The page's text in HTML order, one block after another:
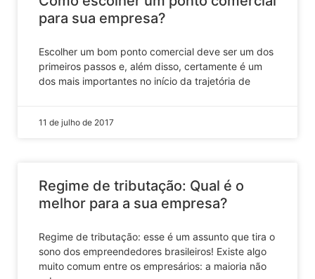
para sua empresa?
Escolher um bom ponto comercial deve ser um dos
primeiros passos e, além disso, certamente é um
dos mais importantes no início da trajetória de
11 de julho de 2017
Regime de tributação: Qual é o
melhor para a sua empresa?
Regime de tributação: esse é um assunto que tira o
sono dos empreendedores brasileiros! Existe algo
muito comum entre os empresários: a maioria não